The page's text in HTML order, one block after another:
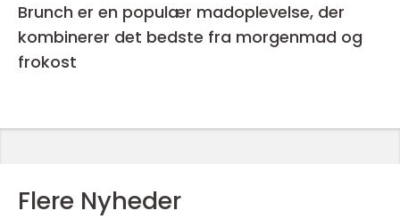
Brunch er en populær madoplevelse, der
kombinerer det bedste fra morgenmad og
frokost
Flere Nyheder